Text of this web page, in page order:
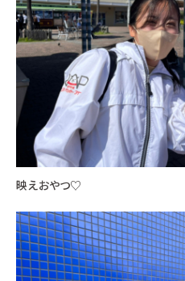
映えおやつ♡